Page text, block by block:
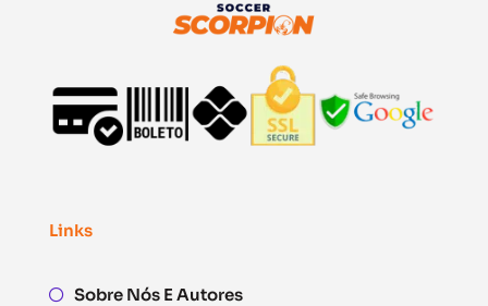
Links
Sobre Nós E Autores